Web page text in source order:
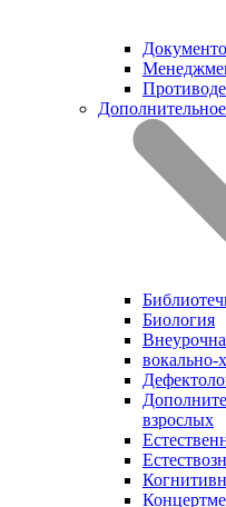
Биология
взрослых